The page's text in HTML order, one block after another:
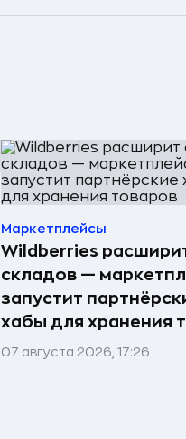
Маркетплейсы
Wildberries
складов —
запустит
хабы для хранения
07 августа 2026, 17:26